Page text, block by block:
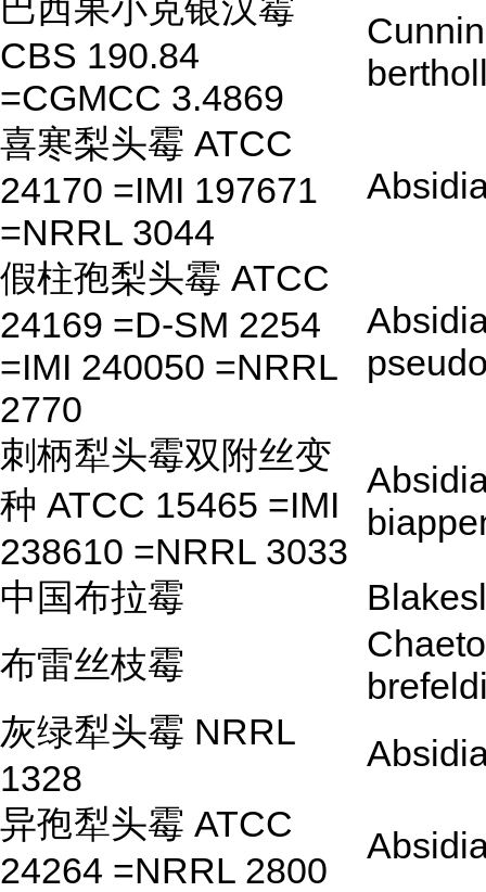
巴西果小克银汉霉
CBS 190.84
=CGMCC 3.4869
喜寒梨头霉 ATCC
24170 =IMI 197671
=NRRL 3044
假柱孢梨头霉 ATCC
24169 =D-SM 2254
=IMI 240050 =NRRL
2770
刺柄犁头霉双附丝变
种 ATCC 15465 =IMI
238610 =NRRL 3033
中国布拉霉
布雷丝枝霉
灰绿犁头霉 NRRL
1328
异孢犁头霉 ATCC
24264 =NRRL 2800